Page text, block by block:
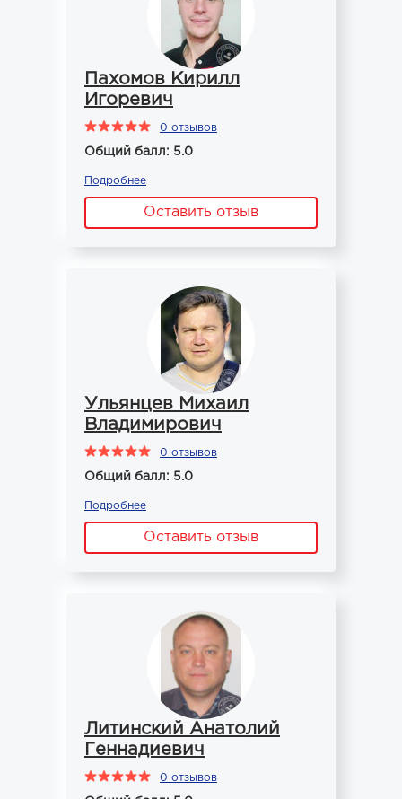
Пахомов Кирилл
Игоревич
0 отзывов
Общий балл: 5.0
Подробнее
Оставить отзыв
Ульянцев Михаил
Владимирович
0 отзывов
Общий балл: 5.0
Подробнее
Оставить отзыв
Литинский Анатолий
Геннадиевич
0 отзывов